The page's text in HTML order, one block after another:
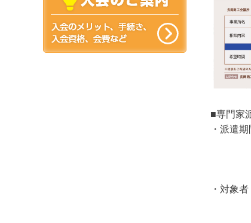
■専門家
・派遣
平日9
※予算
・対象
※1事